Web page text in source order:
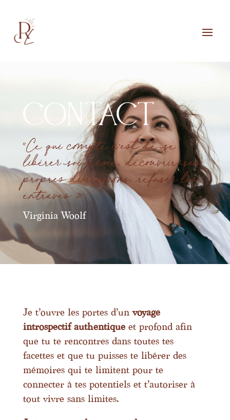
Contact
“Ce qui compte c’est de se
libérer soi-même, découvrir ses
propres dimensions, refuser les
entraves »
Virginia Woolf
Je t’ouvre les portes d’un voyage
introspectif authentiqueet profond afin
que tu te rencontres dans toutes tes
facettes et que tu puisses te libérer des
mémoires qui te limitent pour te
connecter à tes potentiels et t’autoriser à
tout vivre sans limites.